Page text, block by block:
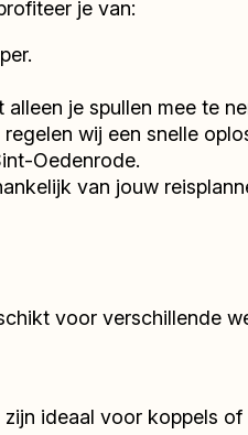
je van:
je spullen mee te
wij een snelle
Oedenrode.
van jouw
voor verschillende
ideaal voor koppels